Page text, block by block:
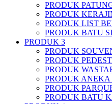
PRODUK
PRODUK
PRODUK LIST
PRODUK BATU
PRODUK 3
PRODUK
PRODUK
PRODUK
PRODUK ANEKA
PRODUK
PRODUK BATU